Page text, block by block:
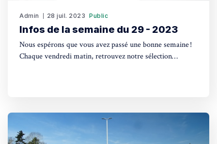
Admin 28 juil. 2023 Public
Infos de la semaine du 29 - 2023
Nous espérons que vous avez passé une bonne semaine !
Chaque vendredi matin, retrouvez notre sélection
divergentsLa